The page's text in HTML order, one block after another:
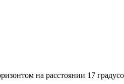
на расстоянии 17